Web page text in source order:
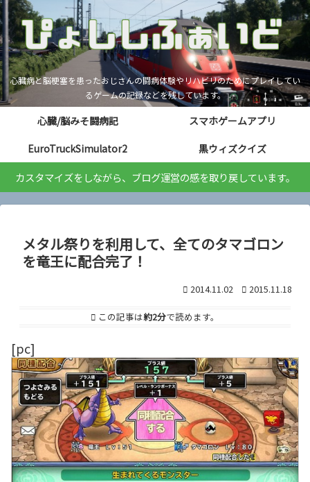
心臓病と脳梗塞を患ったおじさんの闘病体験やリハビリのためにプレイしてい
るゲームの記録などを残しています。
心臓/脳みそ闘病記
スマホゲームアプリ
EuroTruckSimulator2
黒ウィズクイズ
カスタマイズをしながら、ブログ運営の感を取り戻しています。
メタル祭りを利用して、全てのタマゴロン
を竜王に配合完了！
2014.11.02 2015.11.18
この記事は約2分で読めます。
[pc]